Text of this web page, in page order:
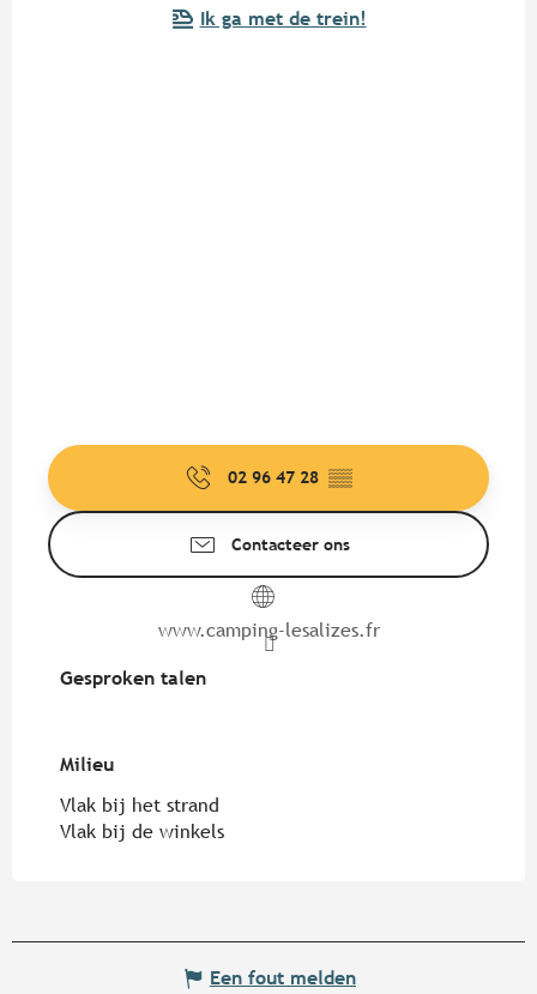
Ik ga met de trein!
02 96 47 28 ▒▒
Contacteer ons
www.camping-lesalizes.fr
Gesproken talen
Gesproken talen
Milieu
Milieu
Vlak bij het strand
Vlak bij de winkels
Een fout melden